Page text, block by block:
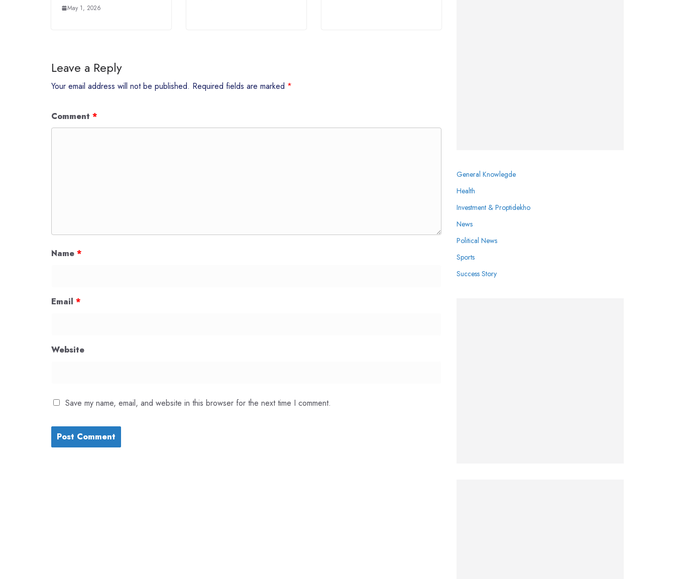
May 1, 2026
Leave a Reply
Your email address will not be published. Required fields are marked *
Comment *
Name *
Email *
Website
Save my name, email, and website in this browser for the next time I comment.
General Knowlegde
Health
Investment & Proptidekho
News
Political News
Sports
Success Story